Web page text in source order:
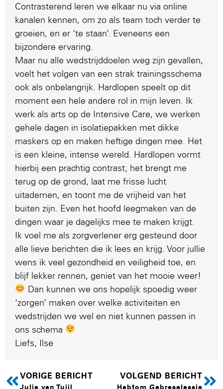
Contrasterend leren we elkaar nu via online
kanalen kennen, om zo als team toch verder te
groeien, en er ‘te staan’. Eveneens een
bijzondere ervaring.
Maar nu alle wedstrijddoelen weg zijn gevallen,
voelt het volgen van een strak trainingsschema
ook als onbelangrijk. Hardlopen speelt op dit
moment een hele andere rol in mijn leven. Ik
werk als arts op de Intensive Care, we werken
gehele dagen in isolatiepakken met dikke
maskers op en maken heftige dingen mee. Het
is een kleine, intense wereld. Hardlopen vormt
hierbij een prachtig contrast; het brengt me
terug op de grond, laat me frisse lucht
uitademen, en toont me de vrijheid van het
buiten zijn. Even het hoofd leegmaken van de
dingen waar je dagelijks mee te maken krijgt.
Ik voel me als zorgverlener erg gesteund door
alle lieve berichten die ik lees en krijg. Voor jullie
wens ik veel gezondheid en veiligheid toe, en
blijf lekker rennen, geniet van het mooie weer!
Dan kunnen we ons hopelijk spoedig weer
‘zorgen’ maken over welke activiteiten en
wedstrijden we wel en niet kunnen passen in
ons schema
Liefs, Ilse
VORIGE BERICHT
Julia van Tuijl
VOLGEND BERICHT
Habtom Gebreselassie